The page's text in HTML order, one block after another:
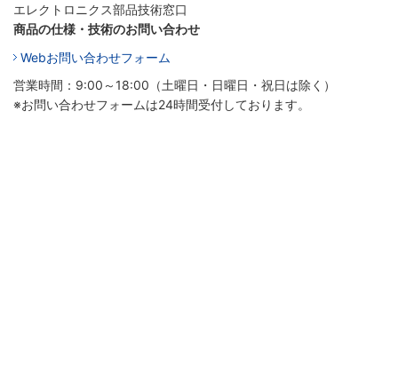
エレクトロニクス部品技術窓口
商品の仕様・技術のお問い合わせ
Webお問い合わせフォーム
営業時間：9:00～18:00（土曜日・日曜日・祝日は除く）
※お問い合わせフォームは24時間受付しております。